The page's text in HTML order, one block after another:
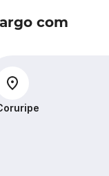
com